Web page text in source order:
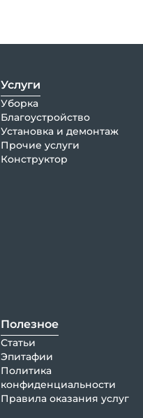
Услуги
Уборка
Благоустройство
Установка и демонтаж
Прочие услуги
Конструктор
Полезное
Статьи
Эпитафии
Политика
конфиденциальности
Правила оказания услуг